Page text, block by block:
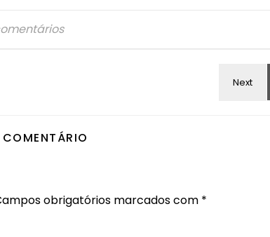
obrigatórios marcados com *